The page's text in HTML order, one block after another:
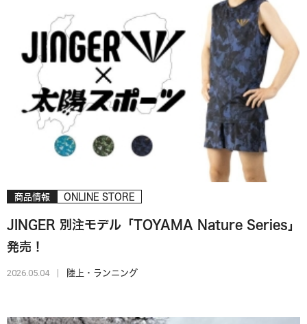
商品情報 ONLINE STORE
JINGER 別注モデル「TOYAMA Nature Series」
発売！
2026.05.04 陸上・ランニング